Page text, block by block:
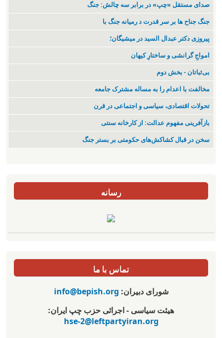
صدای مستقل «چپ» در برابر سه چالش: جنگ
جنگ جناح ها بر سر قدرت د رمیانە جنگ با
پیروزی دکتر عبدال السید در میشیگان؛
‌امواجِ گرانشی و ساختارِ کیهان
بی‌ثباتان - بخش دوم
مخالفت با اعدام را به مساله مشترک جامعه
تحولات اقتصادی، سیاسی و اجتماعی در قرن
بازآفرینی مفهوم عدالت: از کارخانه سنتی
سخن در قبال کشاکش‌های حکومتی بر بستر جنگ
رسانه
تماس با ما
شورای دبیران:info@bepish.org
هیئت سیاسی - اجرائی حزب چپ ایران:
hse-2@leftpartyiran.org